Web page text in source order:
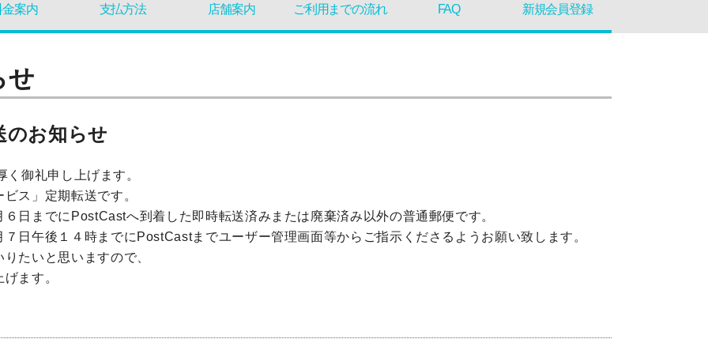
金案内 支払方法 店舗案内 ご利用までの流れ FAQ 新規会員登録
せ
のお知らせ
御礼申し上げます。
ス」定期転送です。
日までにPostCastへ到着した即時転送済みまたは廃棄済み以外の普通郵便です。
日午後１４時までにPostCastまでユーザー管理画面等からご指示くださるようお願い致します。
たいと思いますので、
ます。